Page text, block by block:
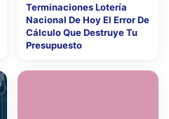
Terminaciones Lotería
Nacional De Hoy El Error De
Cálculo Que Destruye Tu
Presupuesto